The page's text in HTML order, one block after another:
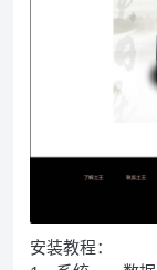
安装教程：